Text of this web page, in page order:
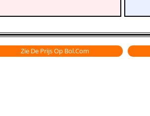
Zie De Prijs Op Bol.com